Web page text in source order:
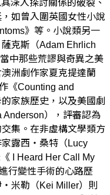
深入探討關係的破裂、
如曾入圍英國女性小說
》等。小說類另一
克斯（Adam Ehrlich
中那些荒謬與奇異之美
洲劇作家夏克提達蘭
《Counting and
家族歷史，以及美國劇
Anderson），評審認為
集。在非虛構文學類方
露西・桑特（Lucy
I Heard Her Call My
行變性手術的心路歷
米勒（Kei Miller）則